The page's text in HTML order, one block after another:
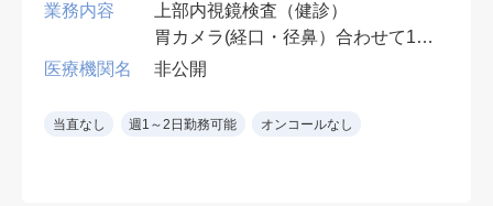
業務内容
上部内視鏡検査（健診）
胃カメラ(経口・径鼻）合わせて10
件程度
※経鼻内視鏡経験者
医療機関名 非公開
当直なし 週1～2日勤務可能 オンコールなし